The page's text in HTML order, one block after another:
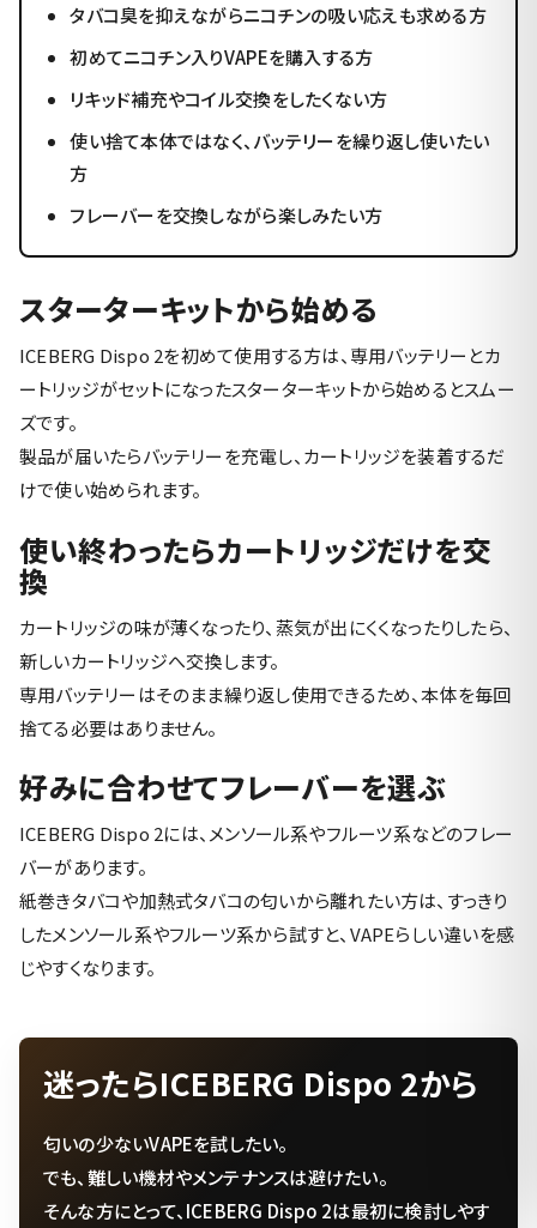
タバコ臭を抑えながらニコチンの吸い応えも求める方
初めてニコチン入りVAPEを購入する方
リキッド補充やコイル交換をしたくない方
使い捨て本体ではなく、バッテリーを繰り返し使いたい
方
フレーバーを交換しながら楽しみたい方
スターターキットから始める
ICEBERG Dispo 2を初めて使用する方は、専用バッテリーとカ
ートリッジがセットになったスターターキットから始めるとスムー
ズです。
製品が届いたらバッテリーを充電し、カートリッジを装着するだ
けで使い始められます。
使い終わったらカートリッジだけを交
換
カートリッジの味が薄くなったり、蒸気が出にくくなったりしたら、
新しいカートリッジへ交換します。
専用バッテリーはそのまま繰り返し使用できるため、本体を毎回
捨てる必要はありません。
好みに合わせてフレーバーを選ぶ
ICEBERG Dispo 2には、メンソール系やフルーツ系などのフレー
バーがあります。
紙巻きタバコや加熱式タバコの匂いから離れたい方は、すっきり
したメンソール系やフルーツ系から試すと、VAPEらしい違いを感
じやすくなります。
迷ったらICEBERG Dispo 2から
匂いの少ないVAPEを試したい。
でも、難しい機材やメンテナンスは避けたい。
そんな方にとって、ICEBERG Dispo 2は最初に検討しやす